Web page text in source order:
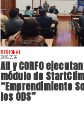
REGIONAL
30/07/2026
AII y CORFO
módulo de
“Emprendimiento
los ODS”